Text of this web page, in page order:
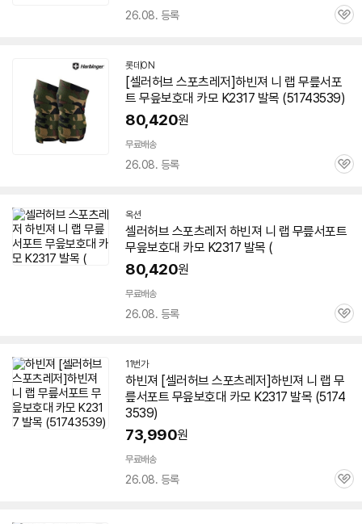
26.08. 등록
관
롯데ON
[셀러허브 스포츠레저]하빈져 니 랩 무릎서포
트 무읖보호대 카모 K2317 발목 (51743539)
80,420원
무료배송
26.08. 등록
관
옥션
셀러허브 스포츠레저 하빈져 니 랩 무릎서포트
무읖보호대 카모 K2317 발목 (
80,420원
무료배송
26.08. 등록
관
11번가
하빈져 [셀러허브 스포츠레저]하빈져 니 랩 무
릎서포트 무읖보호대 카모 K2317 발목 (5174
3539)
73,990원
무료배송
26.08. 등록
관